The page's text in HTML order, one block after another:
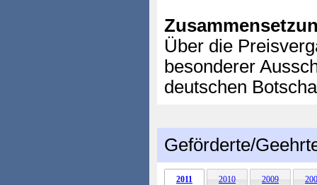
Über die
besonderer
deutschen
Geförderte/
2011 2010 2009